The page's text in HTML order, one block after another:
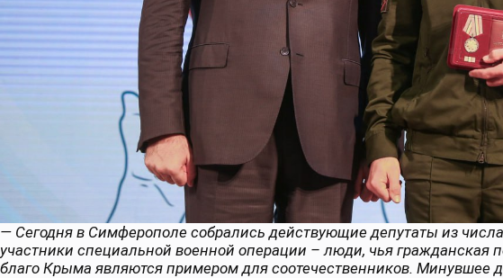
— Сегодня в Симферополе собрались действующие депутаты из
участники специальной военной операции – люди, чья гражданская
благо Крыма являются примером для соотечественников. Минувшее